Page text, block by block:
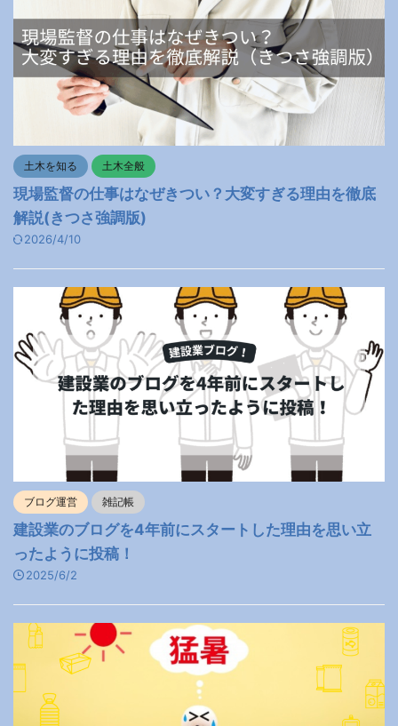
土木を知る 土木全般
現場監督の仕事はなぜきつい？大変すぎる理由を徹底
解説(きつさ強調版)
2026/4/10
ブログ運営 雑記帳
建設業のブログを4年前にスタートした理由を思い立
ったように投稿！
2025/6/2